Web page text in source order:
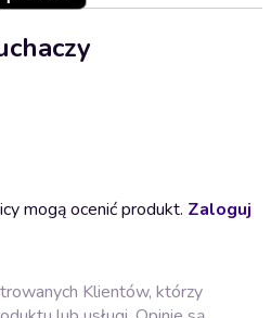
mogą ocenić produkt. Zaloguj
Klientów, którzy